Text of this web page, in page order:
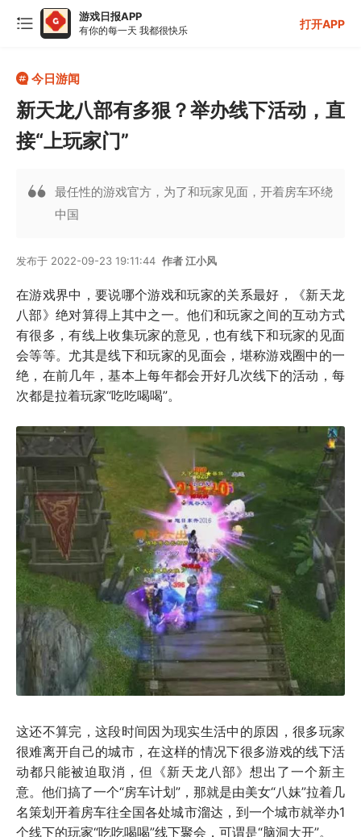
游戏日报APP
有你的每一天 我都很快乐 打开APP
今日游闻
新天龙八部有多狠？举办线下活动，直
接“上玩家门”
最任性的游戏官方，为了和玩家见面，开着房车环绕
中国
发布于 2022-09-23 19:11:44 作者 江小风
在游戏界中，要说哪个游戏和玩家的关系最好，《新天龙
八部》绝对算得上其中之一。他们和玩家之间的互动方式
有很多，有线上收集玩家的意见，也有线下和玩家的见面
会等等。尤其是线下和玩家的见面会，堪称游戏圈中的一
绝，在前几年，基本上每年都会开好几次线下的活动，每
次都是拉着玩家“吃吃喝喝”。
这还不算完，这段时间因为现实生活中的原因，很多玩家
很难离开自己的城市，在这样的情况下很多游戏的线下活
动都只能被迫取消，但《新天龙八部》想出了一个新主
意。他们搞了一个“房车计划”，那就是由美女“八妹”拉着几
名策划开着房车往全国各处城市溜达，到一个城市就举办1
个线下的玩家“吃吃喝喝”线下聚会，可谓是“脑洞大开”。